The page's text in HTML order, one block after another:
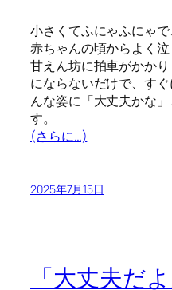
小さくてふにゃふにゃで
赤ちゃんの頃からよく
甘えん坊に拍車がかか
にならないだけで、す
んな姿に「大丈夫かな
す。
(さらに…)
2025年7月15日
「大丈夫だ